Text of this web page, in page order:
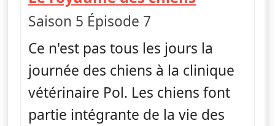
Saison 5 Épisode 7
Ce n'est pas tous les jours la
journée des chiens à la clinique
vétérinaire Pol. Les chiens font
partie intégrante de la vie des